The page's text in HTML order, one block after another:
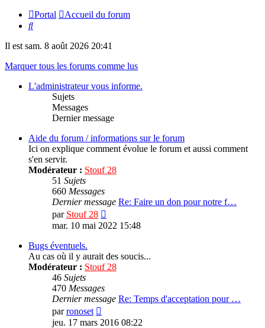
Portal
Accueil du forum
Rechercher
Il est sam. 8 août 2026 20:41
Marquer tous les forums comme lus
L'administrateur vous informe.
Sujets
Messages
Dernier message
Aide du forum / informations sur le forum
Ici on explique comment évolue le forum et aussi comment
s'en servir.
Modérateur : Stouf 28
51 Sujets
660 Messages
Dernier message Re: Faire un don pour notre f…
par Stouf 28
le
mar. 10 mai 2022 15:48
Bugs éventuels.
Au cas où il y aurait des soucis...
Modérateur : Stouf 28
46 Sujets
470 Messages
Dernier message Re: Temps d'acceptation pour …
parronoset
le
jeu. 17 mars 2016 08:22